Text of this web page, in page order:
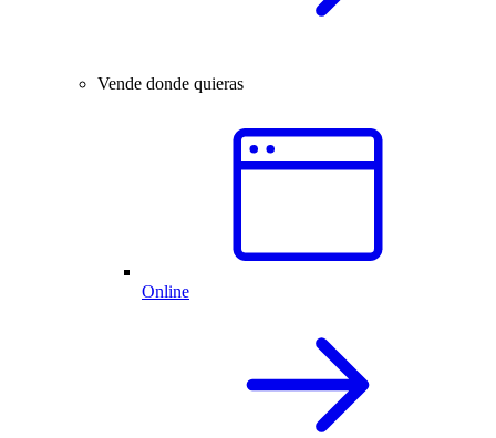
Vende donde quieras
Online